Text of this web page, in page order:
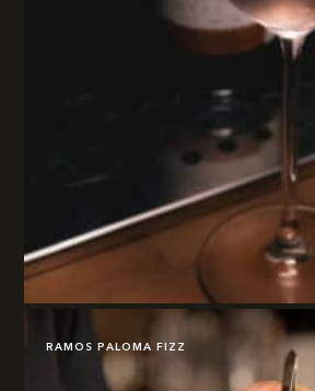
RAMOS PALOMA FIZZ